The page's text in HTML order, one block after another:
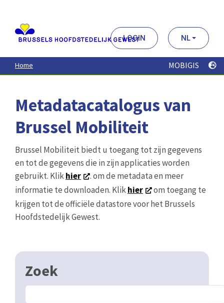
contenu
principal
LOGIN NL
Home MOBIGIS
Metadatacatalogus van
Brussel Mobiliteit
Brussel Mobiliteit biedt u toegang tot zijn gegevens
en tot de gegevens die in zijn applicaties worden
gebruikt. Klikhier
. om de metadata en meer
informatie te downloaden. Klikhier
om toegang te
krijgen tot de officiële datastore voor het Brussels
Hoofdstedelijk Gewest.
Zoek